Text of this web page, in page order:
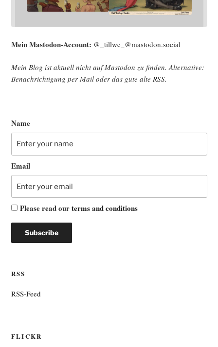
Mein Mast­o­don-Account: @_tillwe_@mastodon.social
Mein Blog ist aktu­ell nicht auf Mast­o­don zu fin­den. Alter­na­ti­ve:
Benach­rich­ti­gung per Mail oder das gute alte RSS.
Name
Email
Please read ourterms and conditions
RSS
RSS-Feed
FLICKR